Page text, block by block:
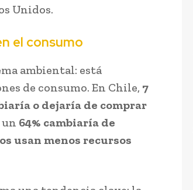
Unidos.
el consumo
ambiental: está
de consumo. En Chile, 7
o dejaría de comprar
un 64% cambiaría de
usan menos recursos